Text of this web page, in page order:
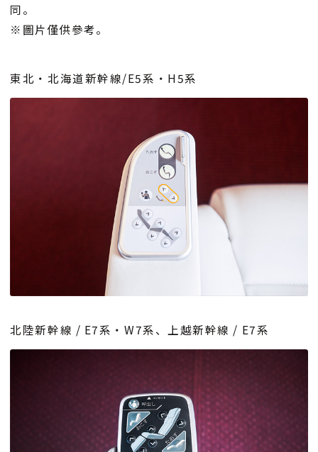
同。
※圖片僅供參考。
東北・北海道新幹線/E5系・H5系
北陸新幹線 / E7系・W7系、上越新幹線 / E7系